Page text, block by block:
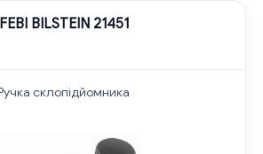
FEBI BILSTEIN 21451
склопідйомника